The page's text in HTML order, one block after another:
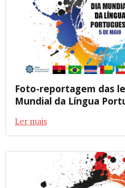
Foto-reportagem das
Mundial da Língua
Ler mais